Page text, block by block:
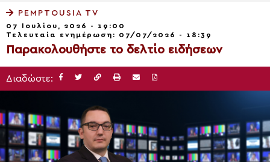
PEMPTOUSIA TV
07 Ιουλίου, 2026 - 19:00
Τελευταία ενημέρωση: 07/07/2026 - 18:39
Παρακολουθήστε το δελτίο ειδήσεων
Διαδώστε: